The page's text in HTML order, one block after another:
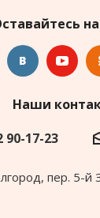
Наши
90-17-23
пер. 5-й